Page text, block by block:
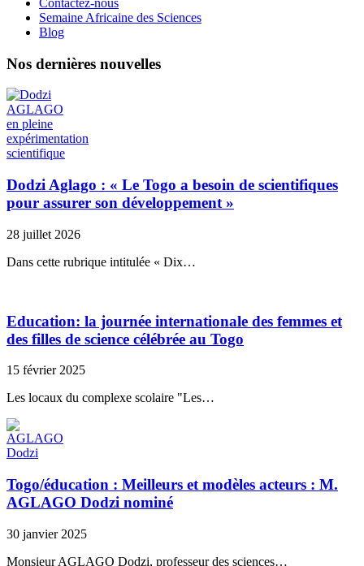
Contactez-nous
Semaine Africaine des Sciences
Blog
Nos dernières nouvelles
Dodzi Aglago : « Le Togo a besoin de scientifiques
pour assurer son développement »
28 juillet 2026
Dans cette rubrique intitulée « Dix…
Education: la journée internationale des femmes et
des filles de science célébrée au Togo
15 février 2025
Les locaux du complexe scolaire "Les…
Togo/éducation : Meilleurs et modèles acteurs : M.
AGLAGO Dodzi nominé
30 janvier 2025
Monsieur AGLAGO Dodzi, professeur des sciences…